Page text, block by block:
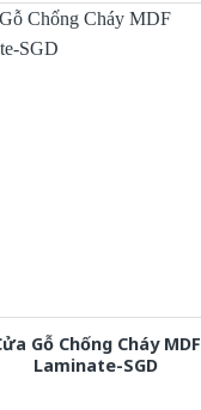
Gỗ Chống Cháy MDF
Laminate-SGD